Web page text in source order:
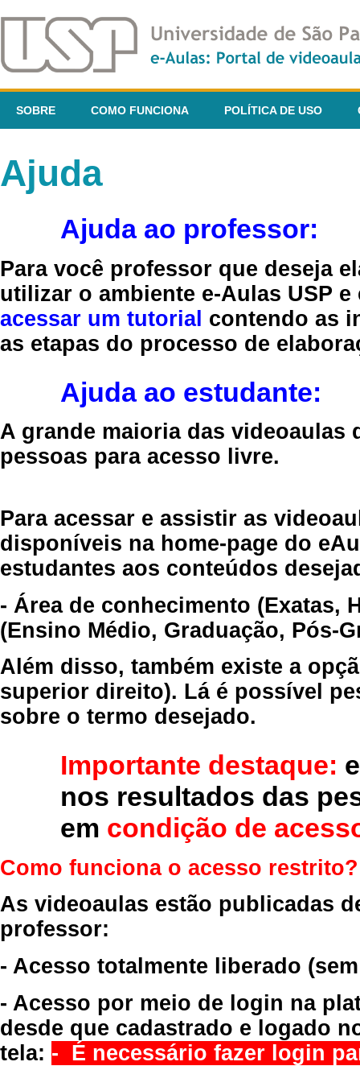
SOBRE COMO FUNCIONA POLÍTICA DE USO
Ajuda
Ajuda ao professor:
Para você professor que deseja
utilizar o ambiente e-Aulas USP
acessar um tutorial contendo as
as etapas do processo de
Ajuda ao estudante:
A grande maioria das videoaulas
pessoas para acesso livre.
Para acessar e assistir as
disponíveis na home-page do
estudantes aos conteúdos
- Área de conhecimento (Exatas,
(Ensino Médio, Graduação, Pós-
Além disso, também existe a
superior direito). Lá é possível
sobre o termo desejado.
Importante destaque:
nos resultados das
em condição de
Como funciona o acesso restrito?
As videoaulas estão publicadas
professor:
- Acesso totalmente liberado
- Acesso por meio de login na
desde que cadastrado e logado
tela: - É necessário fazer login